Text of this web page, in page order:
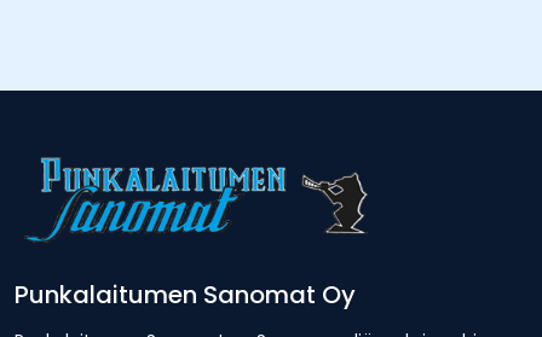
Punkalaitumen Sanomat Oy